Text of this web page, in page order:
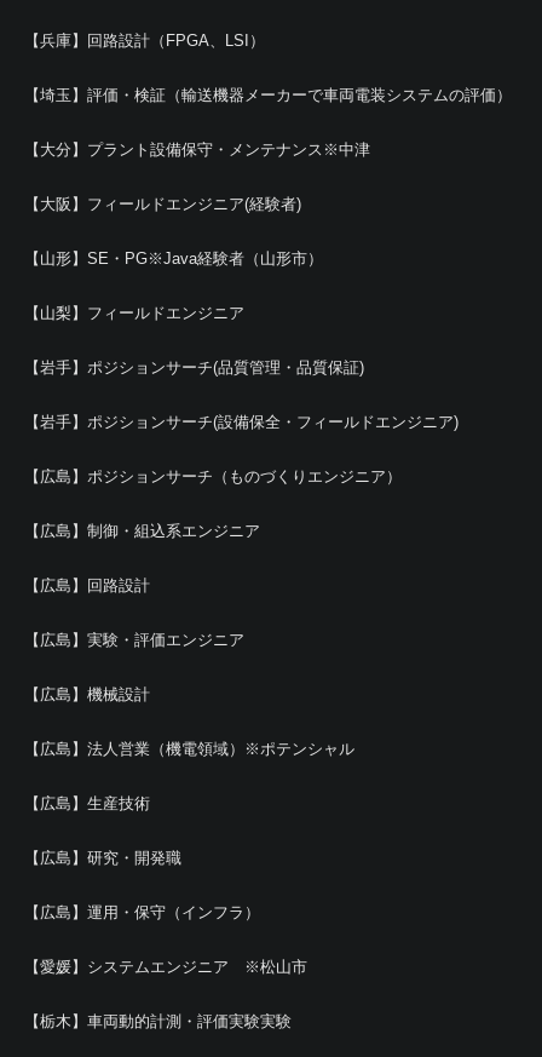
【兵庫】回路設計（FPGA、LSI）
【埼玉】評価・検証（輸送機器メーカーで車両電装システムの評価）
【大分】プラント設備保守・メンテナンス※中津
【大阪】フィールドエンジニア(経験者)
【山形】SE・PG※Java経験者（山形市）
【山梨】フィールドエンジニア
【岩手】ポジションサーチ(品質管理・品質保証)
【岩手】ポジションサーチ(設備保全・フィールドエンジニア)
【広島】ポジションサーチ（ものづくりエンジニア）
【広島】制御・組込系エンジニア
【広島】回路設計
【広島】実験・評価エンジニア
【広島】機械設計
【広島】法人営業（機電領域）※ポテンシャル
【広島】生産技術
【広島】研究・開発職
【広島】運用・保守（インフラ）
【愛媛】システムエンジニア ※松山市
【栃木】車両動的計測・評価実験実験